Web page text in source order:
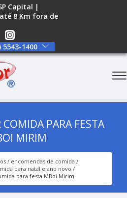
Capital |
8 Km fora de
5543-1400
PARA FESTA
MIRIM
encomendas de comida
para natal e ano novo
para festa MBoi Mirim